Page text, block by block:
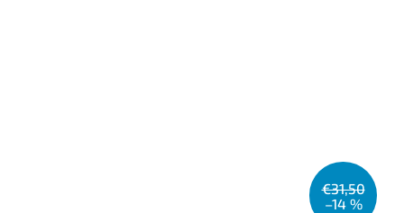
€31,50
–14 %